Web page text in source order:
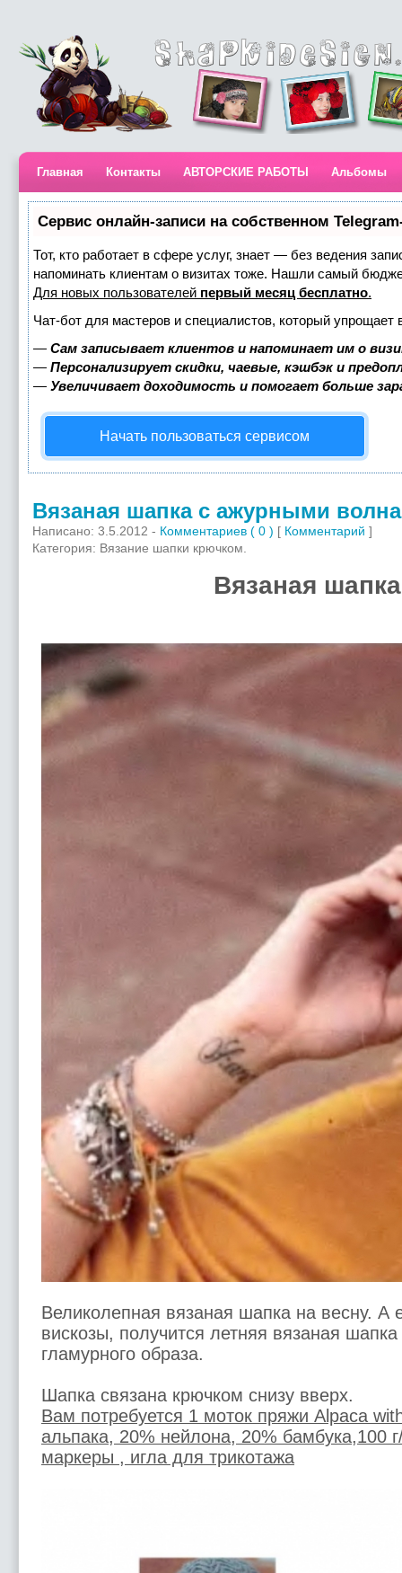
Главная Контакты АВТОРСКИЕ РАБОТЫ Альбомы
Сервис онлайн-записи на собственном
Тот, кто работает в сфере услуг, знает — без ведения
напоминать клиентам о визитах тоже. Нашли самый
Для новых пользователей первый месяц бесплатно.
Чат-бот для мастеров и специалистов, который упрощает
— Сам записывает клиентов и напоминает им о
— Персонализирует скидки, чаевые, кэшбэк и
— Увеличивает доходимость и помогает больше
Начать пользоваться сервисом
Вязаная шапка с ажурными
Написано: 3.5.2012 - Комментариев ( 0 ) [ Комментарий ]
Категория: Вязание шапки крючком.
Вязаная шапка с
Великолепная вязаная шапка на весну. А
вискозы, получится летняя вязаная
гламурного образа.
Шапка связана крючком снизу вверх.
Вам потребуется 1 моток пряжи Alpaca
альпака, 20% нейлона, 20% бамбука,100
маркеры , игла для трикотажа